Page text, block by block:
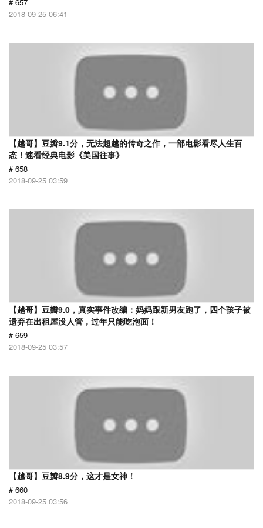
2018-09-25 06:41
【越哥】豆瓣9.1分，无法超越的传奇之作，一部电影看尽人生百
态！速看经典电影《美国往事》
# 658
2018-09-25 03:59
【越哥】豆瓣9.0，真实事件改编：妈妈跟新男友跑了，四个孩子被
遗弃在出租屋没人管，过年只能吃泡面！
# 659
2018-09-25 03:57
【越哥】豆瓣8.9分，这才是女神！
# 660
2018-09-25 03:56